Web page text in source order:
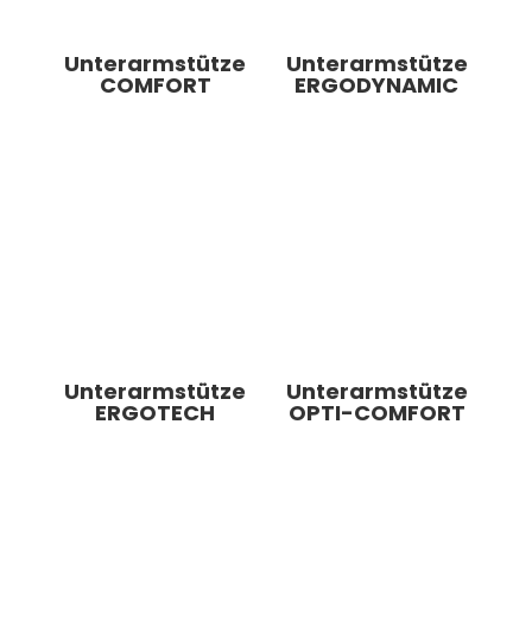
Unterarmstütze
COMFORT
Unterarmstütze
ERGODYNAMIC
Unterarmstütze
ERGOTECH
Unterarmstütze
OPTI-COMFORT